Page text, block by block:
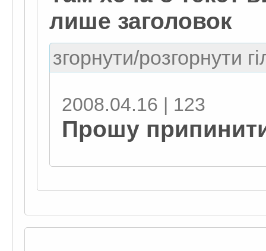
лише заголовок
згорнути/розгорнути
2008.04.16 | 123
Прошу